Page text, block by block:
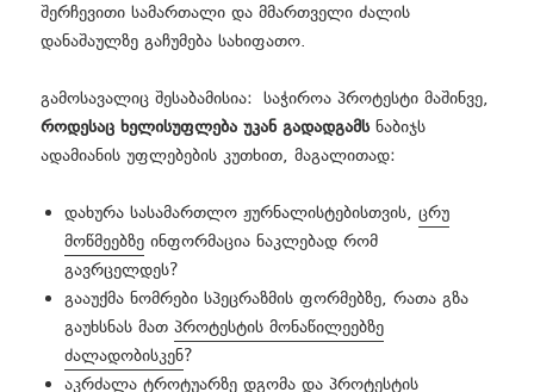
შერჩევითი სამართალი და მმართველი ძალის
დანაშაულზე გაჩუმება სახიფათო.
გამოსავალიც შესაბამისია: საჭიროა პროტესტი მაშინვე,
როდესაც ხელისუფლება უკან გადადგამსნაბიჯს
ადამიანის უფლებების კუთხით, მაგალითად:
დახურა სასამართლო ჟურნალისტებისთვის,ცრუ
მოწმეებზე ინფორმაცია ნაკლებად რომ
გავრცელდეს?
გააუქმა ნომრები სპეცრაზმის ფორმებზე, რათა გზა
გაუხსნას მათპროტესტის მონაწილეებზე
ძალადობისკენ?
აკრძალა ტროტუარზე დგომა და პროტესტის